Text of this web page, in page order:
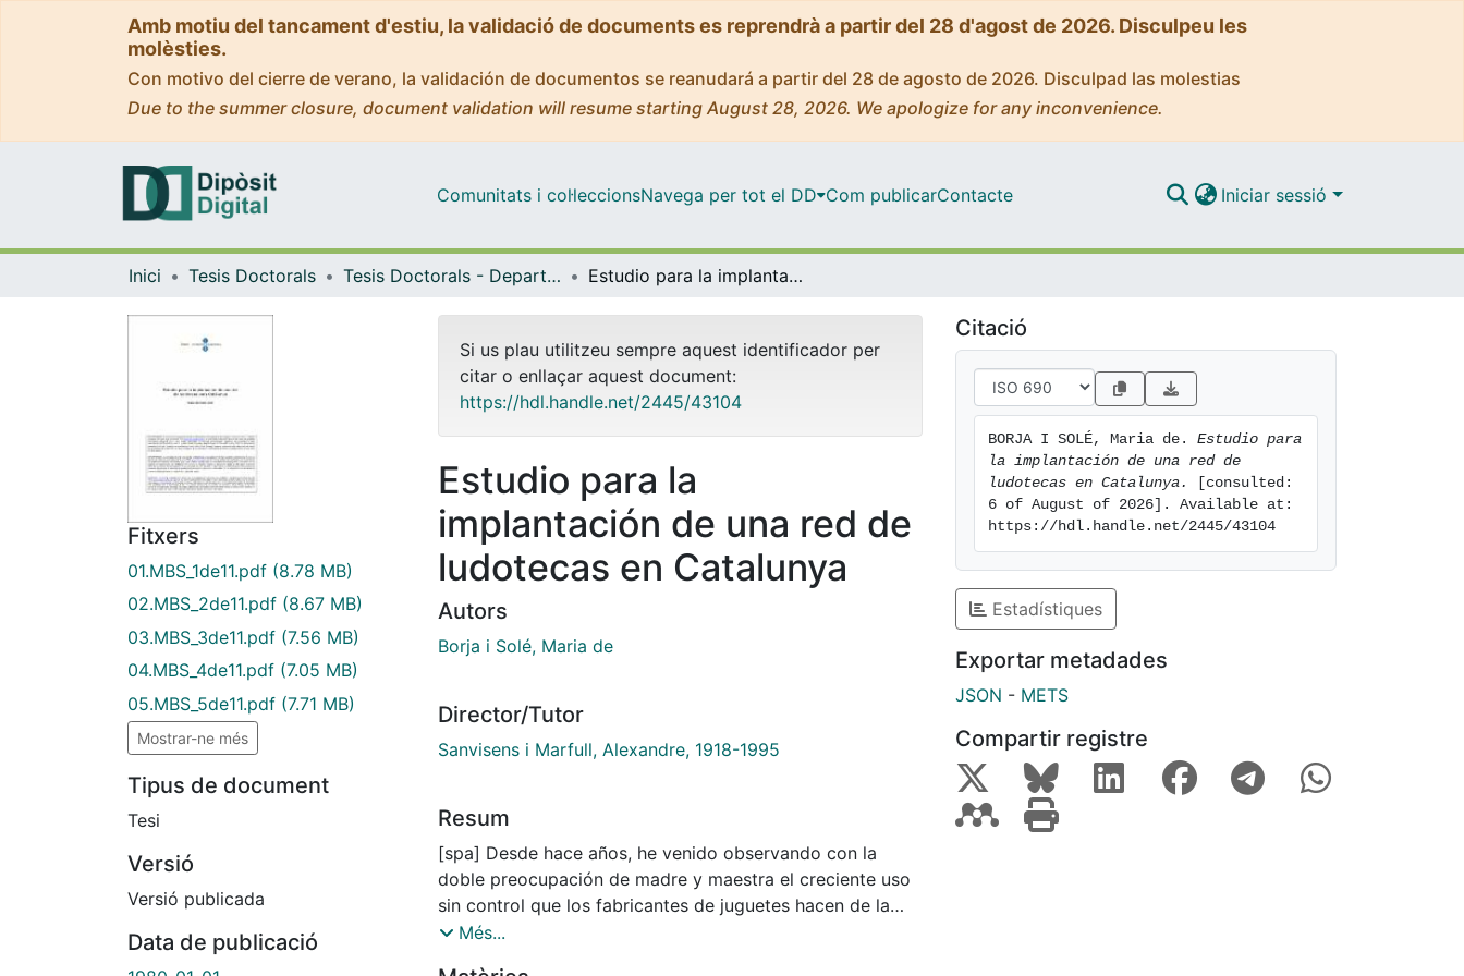
Amb motiu del tancament d'estiu, la validació de documents es reprendrà a partir del 28 d'agost de 2026. Disculpeu les
molèsties.
Con motivo del cierre de verano, la validación de documentos se reanudará a partir del 28 de agosto de 2026. Disculpad las molestias
Due to the summer closure, document validation will resume starting August 28, 2026. We apologize for any inconvenience.
Comunitats i col·leccionsNavega per tot el DD Com publicarContacte Iniciar sessió
Inici Tesis Doctorals Tesis Doctorals - Departament - Teoria i Història de l'Educació Estudio para la implantación de una red de ludotecas en Catalunya
Fitxers
01.MBS_1de11.pdf (8.78 MB)
02.MBS_2de11.pdf (8.67 MB)
03.MBS_3de11.pdf (7.56 MB)
04.MBS_4de11.pdf (7.05 MB)
05.MBS_5de11.pdf (7.71 MB)
Mostrar-ne més
Tipus de document
Tesi
Versió
Versió publicada
Data de publicació
Si us plau utilitzeu sempre aquest identificador per
citar o enllaçar aquest document:
https://hdl.handle.net/2445/43104
Estudio para la
implantación de una red de
ludotecas en Catalunya
Autors
Borja i Solé, Maria de
Director/Tutor
Sanvisens i Marfull, Alexandre, 1918-1995
Resum
[spa] Desde hace años, he venido observando con la
doble preocupación de madre y maestra el creciente uso
sin control que los fabricantes de juguetes hacen de la
publicidad, en particular en las fechas próximas a Navidad
Més...
Citació
BORJA I SOLÉ, Maria de. Estudio para
la implantación de una red de
ludotecas en Catalunya.
[consulted:
6 of August of 2026]. Available at:
https://hdl.handle.net/2445/43104
Estadístiques
Exportar metadades
JSON - METS
Compartir registre